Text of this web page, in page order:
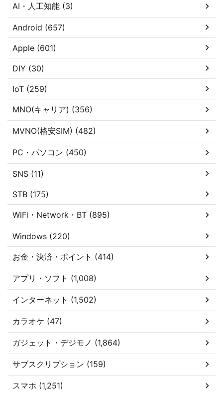
AI・人工知能 (3)
Android (657)
Apple (601)
DIY (30)
IoT (259)
MNO(キャリア) (356)
MVNO(格安SIM) (482)
PC・パソコン (450)
SNS (11)
STB (175)
WiFi・Network・BT (895)
Windows (220)
お金・決済・ポイント (414)
アプリ・ソフト (1,008)
インターネット (1,502)
カラオケ (47)
ガジェット・デジモノ (1,864)
サブスクリプション (159)
スマホ (1,251)